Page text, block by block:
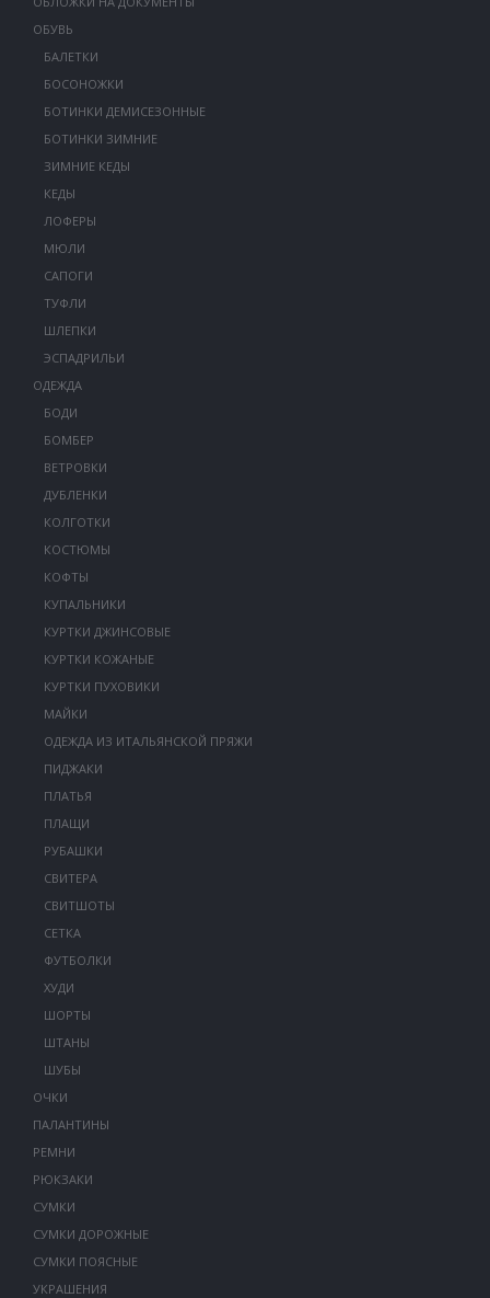
ОБУВЬ
БАЛЕТКИ
БОСОНОЖКИ
БОТИНКИ ДЕМИСЕЗОННЫЕ
БОТИНКИ ЗИМНИЕ
ЗИМНИЕ КЕДЫ
КЕДЫ
ЛОФЕРЫ
МЮЛИ
САПОГИ
ТУФЛИ
ШЛЕПКИ
ЭСПАДРИЛЬИ
ОДЕЖДА
БОДИ
БОМБЕР
ВЕТРОВКИ
ДУБЛЕНКИ
КОЛГОТКИ
КОСТЮМЫ
КОФТЫ
КУПАЛЬНИКИ
КУРТКИ ДЖИНСОВЫЕ
КУРТКИ КОЖАНЫЕ
КУРТКИ ПУХОВИКИ
МАЙКИ
ОДЕЖДА ИЗ ИТАЛЬЯНСКОЙ ПРЯЖИ
ПИДЖАКИ
ПЛАТЬЯ
ПЛАЩИ
РУБАШКИ
СВИТЕРА
СВИТШОТЫ
СЕТКА
ФУТБОЛКИ
ХУДИ
ШОРТЫ
ШТАНЫ
ШУБЫ
ОЧКИ
ПАЛАНТИНЫ
РЕМНИ
РЮКЗАКИ
СУМКИ
СУМКИ ДОРОЖНЫЕ
СУМКИ ПОЯСНЫЕ
УКРАШЕНИЯ